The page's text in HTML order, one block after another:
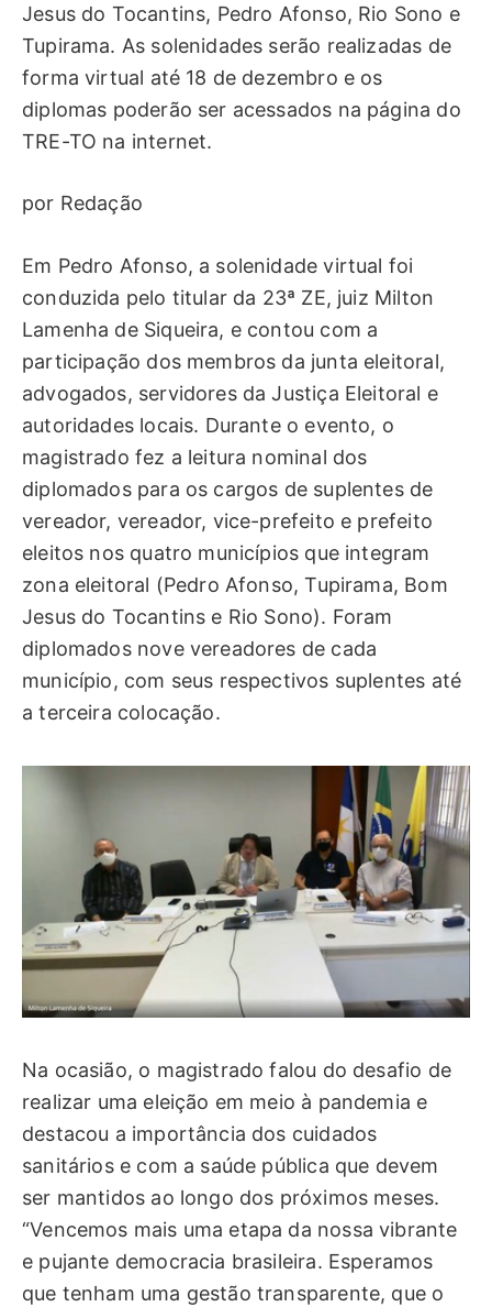
Jesus do Tocantins, Pedro Afonso, Rio Sono e
Tupirama. As solenidades serão realizadas de
forma virtual até 18 de dezembro e os
diplomas poderão ser acessados na página do
TRE-TO na internet.
por Redação
Em Pedro Afonso, a solenidade virtual foi
conduzida pelo titular da 23ª ZE, juiz Milton
Lamenha de Siqueira, e contou com a
participação dos membros da junta eleitoral,
advogados, servidores da Justiça Eleitoral e
autoridades locais. Durante o evento, o
magistrado fez a leitura nominal dos
diplomados para os cargos de suplentes de
vereador, vereador, vice-prefeito e prefeito
eleitos nos quatro municípios que integram
zona eleitoral (Pedro Afonso, Tupirama, Bom
Jesus do Tocantins e Rio Sono). Foram
diplomados nove vereadores de cada
município, com seus respectivos suplentes até
a terceira colocação.
Na ocasião, o magistrado falou do desafio de
realizar uma eleição em meio à pandemia e
destacou a importância dos cuidados
sanitários e com a saúde pública que devem
ser mantidos ao longo dos próximos meses.
“Vencemos mais uma etapa da nossa vibrante
e pujante democracia brasileira. Esperamos
que tenham uma gestão transparente, que o